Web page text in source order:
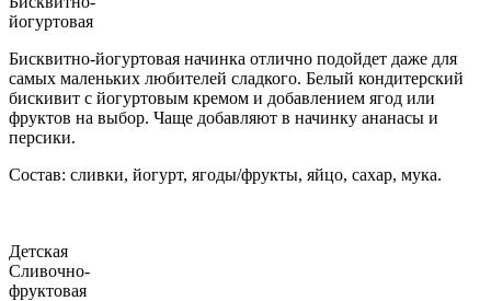
йогуртовая
Бисквитно-йогуртовая начинка отлично подойдет даже для
самых маленьких любителей сладкого. Белый кондитерский
бискивит с йогуртовым кремом и добавлением ягод или
фруктов на выбор. Чаще добавляют в начинку ананасы и
персики.
Состав: сливки, йогурт, ягоды/фрукты, яйцо, сахар, мука.
Детская
Сливочно-
фруктовая